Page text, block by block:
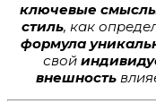
ключевые смыслы
стиль, как
формула
свой
внешность